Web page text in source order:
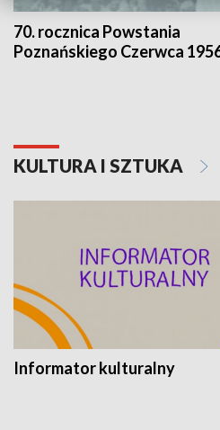
70. rocznica Powstania
Poznańskiego Czerwca
KULTURA I SZTUKA
Informator kulturalny